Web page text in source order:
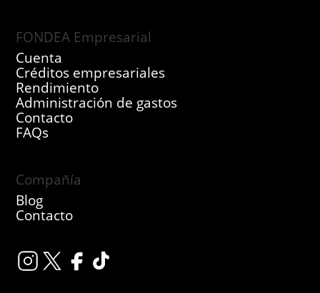
FONDEA Empresarial
Cuenta
Créditos empresariales
Rendimiento
Administración de gastos
Contacto
FAQs
Compañía
Blog
Contacto